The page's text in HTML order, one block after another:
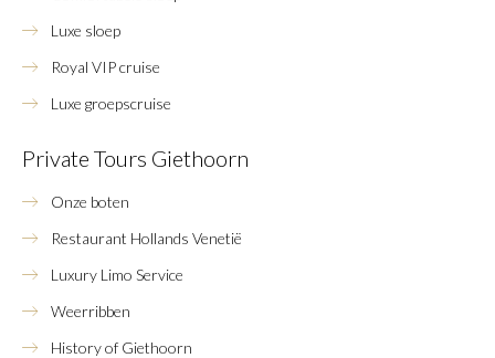
Luxe sloep
Royal VIP cruise
Luxe groepscruise
Private Tours Giethoorn
Onze boten
Restaurant Hollands Venetië
Luxury Limo Service
Weerribben
History of Giethoorn